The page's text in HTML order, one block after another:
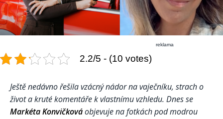
reklama
2.2/5 - (10 votes)
Ještě nedávno řešila vzácný nádor na vaječníku, strach o
život a kruté komentáře k vlastnímu vzhledu. Dnes se
Markéta Konvičkováobjevuje na fotkách pod modrou